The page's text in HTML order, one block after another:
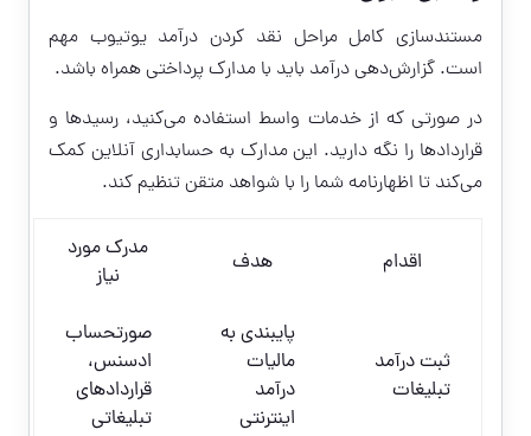
مستندسازی کامل مراحل نقد کردن درآمد یوتیوب مهم
است. گزارش‌دهی درآمد باید با مدارک پرداختی همراه باشد.
در صورتی که از خدمات واسط استفاده می‌کنید، رسیدها و
قراردادها را نگه دارید. این مدارک به حسابداری آنلاین کمک
می‌کند تا اظهارنامه شما را با شواهد متقن تنظیم کند.
اقدام هدف
مدرک مورد
نیاز
ثبت درآمد
تبلیغات
پایبندی به
مالیات
درآمد
اینترنتی
صورتحساب
ادسنس،
قراردادهای
تبلیغاتی